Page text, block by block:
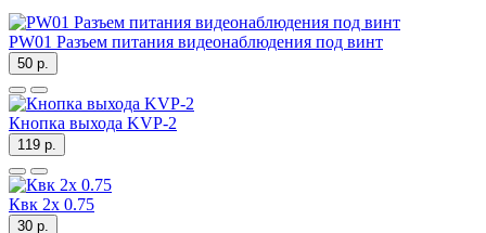
PW01 Разъем питания видеонаблюдения под винт
50 р.
Кнопка выхода KVP-2
119 р.
Квк 2х 0.75
30 р.